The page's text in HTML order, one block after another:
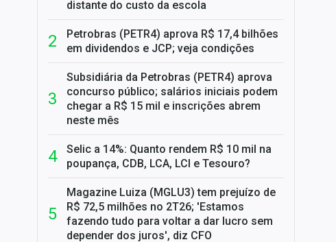
distante do custo da escola
Petrobras (PETR4) aprova R$ 17,4 bilhões
em dividendos e JCP; veja condições
Subsidiária da Petrobras (PETR4) aprova
concurso público; salários iniciais podem
chegar a R$ 15 mil e inscrições abrem
neste mês
Selic a 14%: Quanto rendem R$ 10 mil na
poupança, CDB, LCA, LCI e Tesouro?
Magazine Luiza (MGLU3) tem prejuízo de
R$ 72,5 milhões no 2T26; 'Estamos
fazendo tudo para voltar a dar lucro sem
depender dos juros', diz CFO